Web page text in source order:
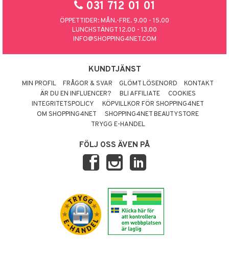
031 712 01 01
ÖPPETTIDER: MÅN.-FRE. 9.00 - 15.00
LUNCHSTÄNGT 12.00 - 13.00
INFO@SHOPPING4NET.COM
KUNDTJÄNST
MIN PROFIL FRÅGOR & SVAR GLÖMT LÖSENORD
KONTAKT
ÄR DU EN INFLUENCER?
BLI AFFILIATE
COOKIES
INTEGRITETSPOLICY
KÖPVILLKOR FÖR SHOPPING4NET
OM SHOPPING4NET
SHOPPING4NET BEAUTYSTORE
TRYGG E-HANDEL
FÖLJ OSS ÄVEN PÅ